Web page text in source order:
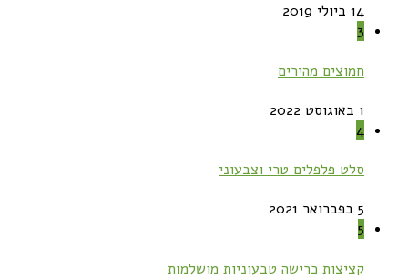
14 ביולי 2019
3
חמוצים מהירים
1 באוגוסט 2022
4
סלט פלפלים טרי וצבעוני
5 בפברואר 2021
5
קציצות כרישה טבעוניות מושלמות